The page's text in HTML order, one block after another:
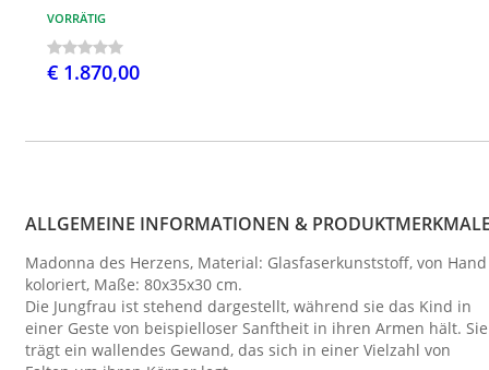
VORRÄTIG
€ 1.870,00
ALLGEMEINE INFORMATIONEN &
Madonna des Herzens, Material: Glasfaserkunststoff, von Hand
koloriert, Maße: 80x35x30 cm.
Die Jungfrau ist stehend dargestellt, während sie das Kind in
einer Geste von beispielloser Sanftheit in ihren Armen hält. Sie
trägt ein wallendes Gewand, das sich in einer Vielzahl von